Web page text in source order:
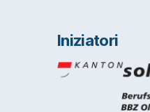
Iniziatori